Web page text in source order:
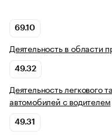
69.10
Деятельность в области
49.32
Деятельность легкового
автомобилей с водителем
49.31